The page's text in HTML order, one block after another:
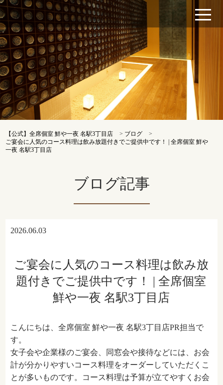
【公式】全席個室 鮮や一夜 名駅3丁目店 > ブログ
>
ご宴会に人気のコース料理は飲み放題付きでご提供中です！ | 全席個室 鮮や
一夜 名駅3丁目店
ブログ記事
2026.06.03
ご宴会に人気のコース料理は飲み放
題付きでご提供中です！ | 全席個室
鮮や一夜 名駅3丁目店
こんにちは、全席個室 鮮や一夜 名駅3丁目店PR担当で
す。
女子会や企業様のご宴会、同窓会や接待などには、お会
計が分かりやすいコース料理をオーダーしていただくこ
とが多いものです。コース料理は予算が立てやすくお会